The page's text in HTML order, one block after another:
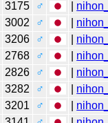
3175 ♂
3002 ♂
3206 ♂
2768 ♂
2826 ♂
3282 ♂
3201 ♂